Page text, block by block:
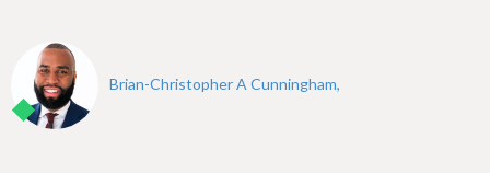
Brian-Christopher A Cunningham,